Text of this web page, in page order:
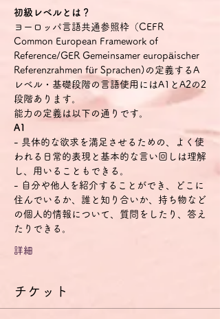
初級レベルとは？
ヨーロッパ言語共通参照枠（CEFR
Common European Framework of
Reference/GER Gemeinsamer europäischer
Referenzrahmen für Sprachen)の定義するA
レベル・基礎段階の言語使用にはA1とA2の2
段階あります。
能力の定義は以下の通りです。
A1
- 具体的な欲求を満足させるための、よく使
われる日常的表現と基本的な言い回しは理解
し、用いることもできる。
- 自分や他人を紹介することができ、どこに
住んでいるか、誰と知り合いか、持ち物など
の個人的情報について、質問をしたり、答え
たりできる。
詳細
チケット